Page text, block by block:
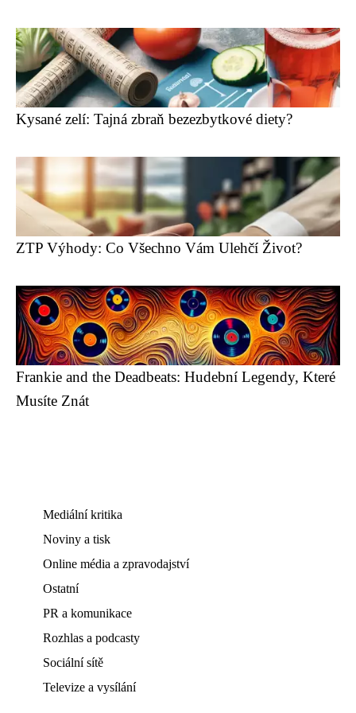
Kysané zelí: Tajná zbraň bezezbytkové diety?
ZTP Výhody: Co Všechno Vám Ulehčí Život?
Frankie and the Deadbeats: Hudební Legendy, Které
Musíte Znát
Mediální kritika
Noviny a tisk
Online média a zpravodajství
Ostatní
PR a komunikace
Rozhlas a podcasty
Sociální sítě
Televize a vysílání